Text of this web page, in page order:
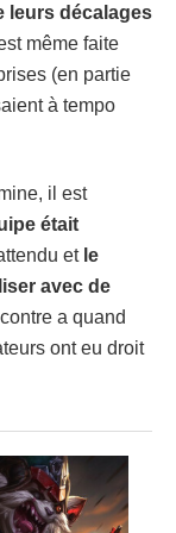
leurs décalages
même faite
(en partie
à tempo
il est
était
et le
avec de
a quand
ont eu droit